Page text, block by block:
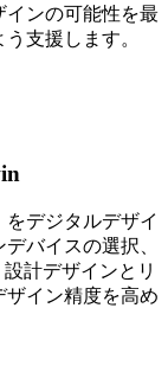
インの可能性を最
支援します。
をデジタルデザイ
バイスの選択、
計デザインとリ
ザイン精度を高め